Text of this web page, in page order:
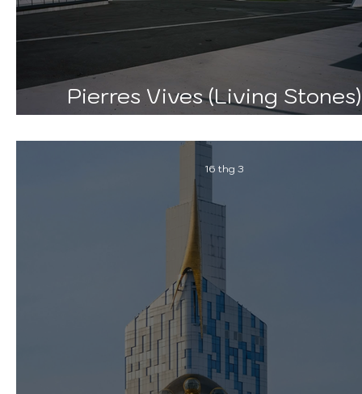
Pierres Vives (Living
Zaha Hadid Architects
16 thg 3